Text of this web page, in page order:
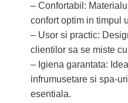
– Confortabil:
confort optim in timpul
– Usor si practic:
clientilor sa se miste
– Igiena garantata:
infrumusetare si spa-
esentiala.